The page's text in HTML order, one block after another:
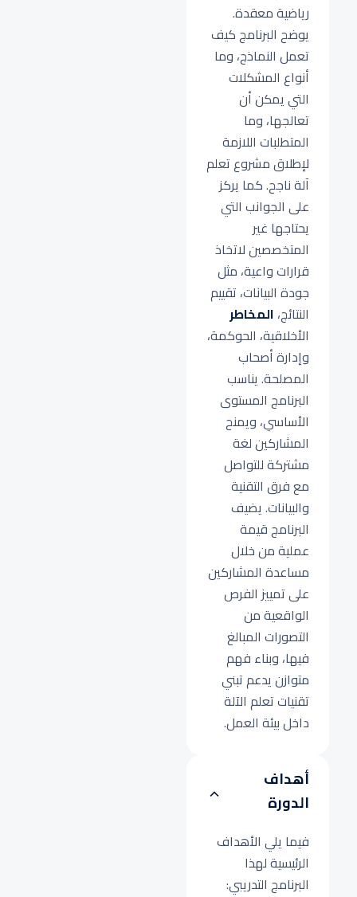
رياضية معقدة.
يوضح البرنامج كيف
تعمل النماذج، وما
أنواع المشكلات
التي يمكن أن
تعالجها، وما
المتطلبات اللازمة
لإطلاق مشروع تعلم
آلة ناجح. كما يركز
على الجوانب التي
يحتاجها غير
المتخصصين لاتخاذ
قرارات واعية، مثل
جودة البيانات، تقييم
النتائج، المخاطر
الأخلاقية، الحوكمة،
وإدارة أصحاب
المصلحة. يناسب
البرنامج المستوى
الأساسي، ويمنح
المشاركين لغة
مشتركة للتواصل
مع فرق التقنية
والبيانات. يضيف
البرنامج قيمة
عملية من خلال
مساعدة المشاركين
على تمييز الفرص
الواقعية من
التصورات المبالغ
فيها، وبناء فهم
متوازن يدعم تبني
تقنيات تعلم الآلة
داخل بيئة العمل.
أهداف
الدورة
فيما يلي الأهداف
الرئيسية لهذا
البرنامج التدريبي: